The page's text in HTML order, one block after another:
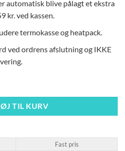
automatisk blive pålagt et ekstra
kr. ved kassen.
termokasse og heatpack.
ved ordrens afslutning og IKKE
TIL KURV
Fast pris